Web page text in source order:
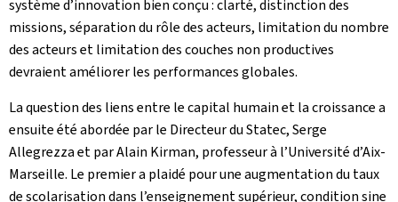
système d’innovation bien conçu : clarté, distinction des
missions, séparation du rôle des acteurs, limitation du nombre
des acteurs et limitation des couches non productives
devraient améliorer les performances globales.
La question des liens entre le capital humain et la croissance a
ensuite été abordée par le Directeur du Statec, Serge
Allegrezza et par Alain Kirman, professeur à l’Université d’Aix-
Marseille. Le premier a plaidé pour une augmentation du taux
de scolarisation dans l’enseignement supérieur, condition sine